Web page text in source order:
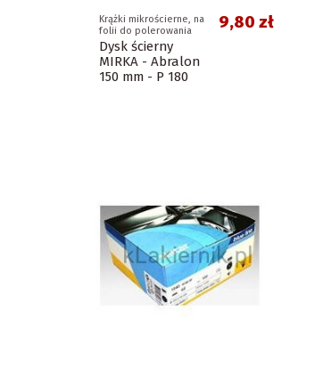
Krążki mikrościerne, na
folii do polerowania
Dysk ścierny
MIRKA - Abralon
150 mm - P 180
9,80 zł